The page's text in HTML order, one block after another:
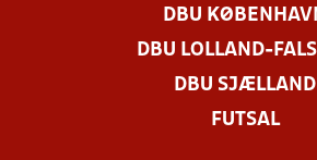
DBU
DBU LOLLAND-
DBU SJÆLLAND
FUTSAL